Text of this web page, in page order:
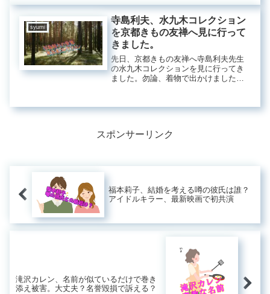
す。坂本龍馬さんはいつまでも日本人
の英雄なんですね。特に大変な今は。
syumi
寺島利夫、水九木コレクション
を京都きもの友禅へ見に行って
きました。
先日、京都きもの友禅へ寺島利夫先生
の水九木コレクションを見に行ってき
ました。勿論、着物で出かけました。
ました。素敵な作品がたくさんありま
スポンサーリンク
福本莉子、結婚を考える噂の彼氏は誰？
アイドルキラー、最新映画で初共演
滝沢カレン、名前が似ているだけで巻き
添え被害。大丈夫？名誉毀損で訴える？